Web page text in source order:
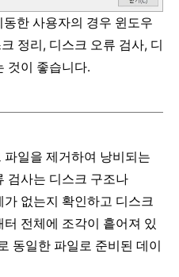
한 사용자의 경우 윈도우
정리, 디스크 오류 검사, 디
것이 좋습니다.
일을 제거하여 낭비되는
검사는 디스크 구조나
없는지 확인하고 디스크
전체에 조각이 흩어져 있
동일한 파일로 준비된 데이